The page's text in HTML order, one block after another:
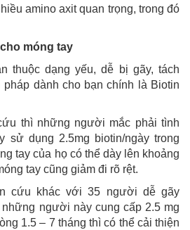
amino axit quan trọng, trong đó
móng tay
thuộc dạng yếu, dễ bị gãy, tách
dành cho bạn chính là Biotin
thì những người mắc phải tình
sử dụng 2.5mg biotin/ngày trong
tay của họ có thể dày lên khoảng
tay cũng giảm đi rõ rệt.
cứu khác với 35 người dễ gãy
người này cung cấp 2.5 mg
1.5 – 7 tháng thì có thể cải thiện